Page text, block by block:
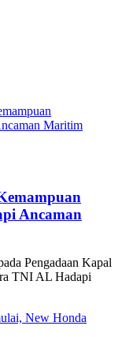
Ancaman
Pengadaan Kapal
TNI AL Hadapi